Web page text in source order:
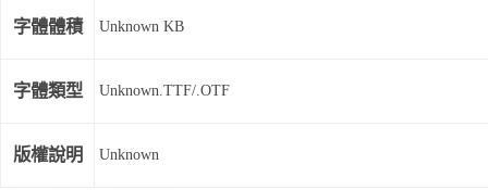
字體體積 Unknown KB
字體類型 Unknown.TTF/.OTF
版權說明 Unknown